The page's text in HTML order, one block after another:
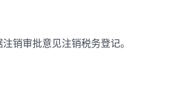
审批意见注销税务登记。